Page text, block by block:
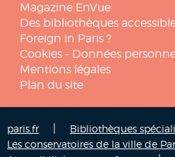
Magazine EnVue
Des bibliothèques
Foreign in Paris ?
Cookies - Données
Mentions légales
Plan du site
paris.fr Bibliothèques
Les conservatoires de la ville de